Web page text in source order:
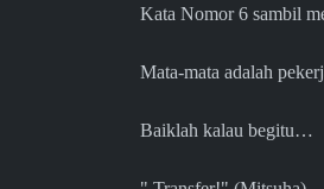
Kata Nomor 6 sambil
Mata-mata adalah
Baiklah kalau begitu…